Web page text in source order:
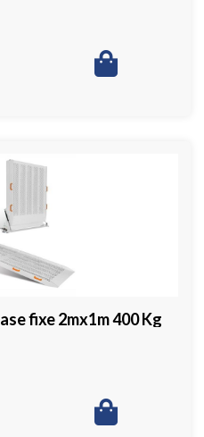
fixe 2mx1m 400 Kg